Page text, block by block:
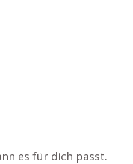
es für dich passt.